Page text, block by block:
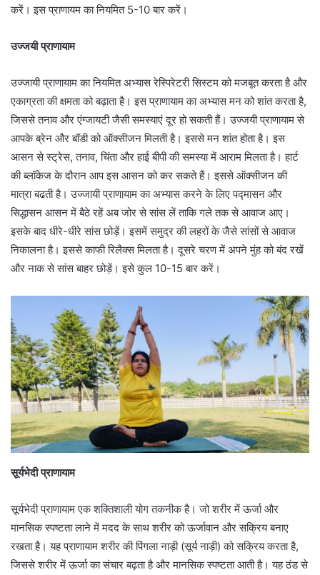
करें। इस प्राणायम का नियमित 5-10 बार करें।
उज्जयी प्राणायाम
उज्जायी प्राणायाम का नियमित अभ्यास रेस्पिरेटरी सिस्टम को मजबूत करता है और
एकाग्रता की क्षमता को बढ़ाता है। इस प्राणायाम का अभ्यास मन को शांत करता है,
जिससे तनाव और एंग्जायटी जैसी समस्याएं दूर हो सकती हैं। उज्जयी प्राणायाम से
आपके ब्रेन और बॉडी को ऑक्सीजन मिलती है। इससे मन शांत होता है। इस
आसन से स्ट्रेस, तनाव, चिंता और हाई बीपी की समस्या में आराम मिलता है। हार्ट
की ब्लॉकेज के दौरान आप इस आसन को कर सकते हैं। इससे ऑक्सीजन की
मात्रा बढती है। उज्जायी प्राणायाम का अभ्यास करने के लिए पद्मासन और
सिद्धासन आसन में बैठे रहें अब जोर से सांस लें ताकि गले तक से आवाज आए।
इसके बाद धीरे-धीरे सांस छोड़ें। इसमें समुद्र की लहरों के जैसे सांसों से आवाज
निकालना है। इससे काफी रिलैक्स मिलता है। दूसरे चरण में अपने मुंह को बंद रखें
और नाक से सांस बाहर छोड़ें। इसे कुल 10-15 बार करें।
सूर्यभेदी प्राणायाम
सूर्यभेदी प्राणायाम एक शक्तिशाली योग तकनीक है। जो शरीर में ऊर्जा और
मानसिक स्पष्टता लाने में मदद के साथ शरीर को ऊर्जावान और सक्रिय बनाए
रखता है। यह प्राणायाम शरीर की पिंगला नाड़ी (सूर्य नाड़ी) को सक्रिय करता है,
जिससे शरीर में ऊर्जा का संचार बढ़ता है और मानसिक स्पष्टता आती है। यह ठंड से